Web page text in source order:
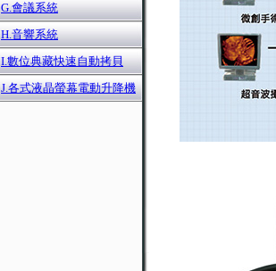
G.會議系統
H.音響系統
I.數位典藏快速自動拷貝
J.各式液晶螢幕電動升降機